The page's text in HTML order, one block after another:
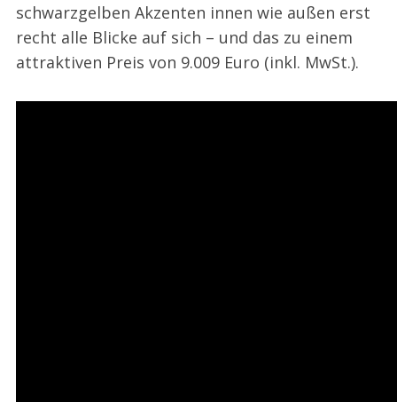
schwarzgelben Akzenten innen wie außen erst
recht alle Blicke auf sich – und das zu einem
attraktiven Preis von 9.009 Euro (inkl. MwSt.).